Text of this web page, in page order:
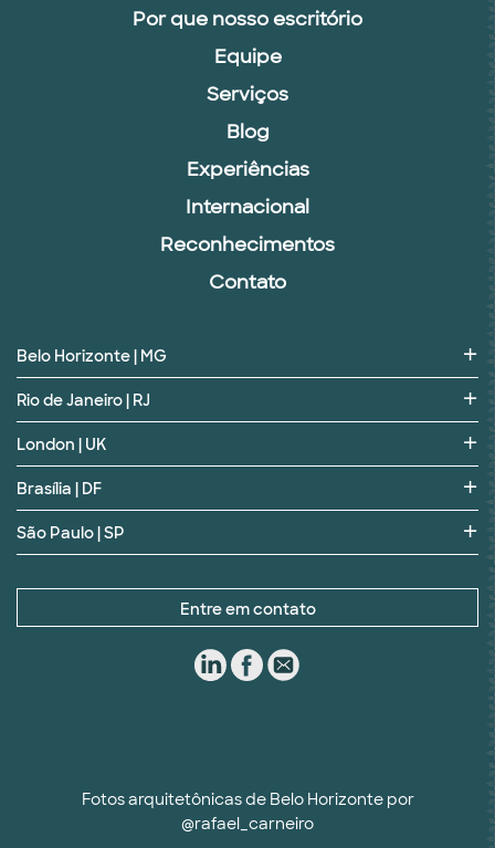
Por que nosso escritório
Equipe
Serviços
Blog
Experiências
Internacional
Reconhecimentos
Contato
Belo Horizonte | MG
Rio de Janeiro | RJ
London | UK
Brasília | DF
São Paulo | SP
Entre em contato
Fotos arquitetônicas de Belo Horizonte por
@rafael_carneiro